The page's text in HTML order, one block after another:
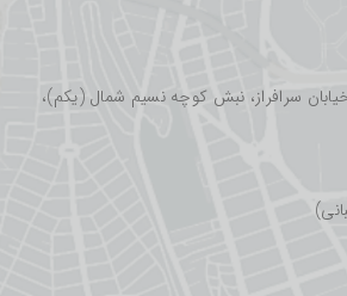
سرافراز، نبش کوچه نسیم شمال (یکم)،